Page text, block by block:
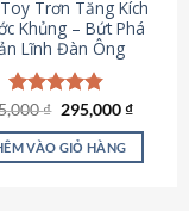
Trơn Tăng Kích
Khủng – Bứt Phá
Lĩnh Đàn Ông
Được xếp
hạng4.82
5 sao
₫ Giá
là:
395,000 ₫.
295,000₫Giá
tại
VÀO GIỎ HÀNG